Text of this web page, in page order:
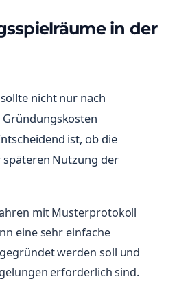
in der
nicht nur nach
ist, ob die
Nutzung der
mit Musterprotokoll
eine sehr einfache
werden soll und
erforderlich sind.